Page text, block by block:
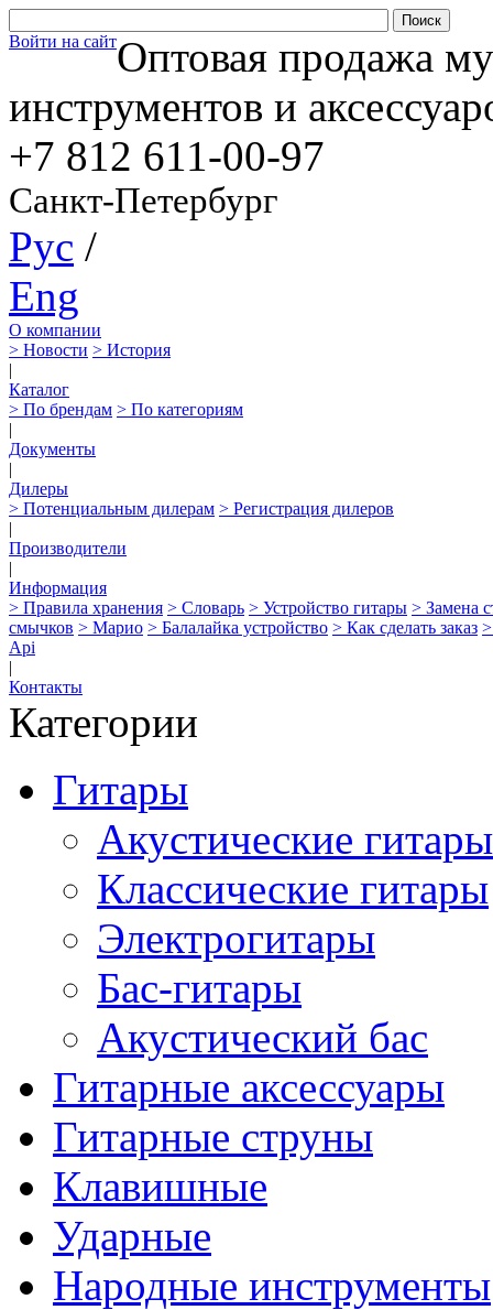
Войти на сайтОптовая продажа
инструментов и
+7 812 611-00-97
Санкт-Петербург
Рус /
Eng
О компании
> Новости > История
|
Каталог
> По брендам > По категориям
|
Документы
|
Дилеры
> Потенциальным дилерам > Регистрация дилеров
|
Производители
|
Информация
> Правила хранения > Словарь > Устройство гитары > Замена
смычков > Марио > Балалайка устройство > Как сделать заказ
Api
|
Контакты
Категории
Гитары
Акустические гитары
Классические гитары
Электрогитары
Бас-гитары
Акустический бас
Гитарные аксессуары
Гитарные струны
Клавишные
Ударные
Народные инструменты